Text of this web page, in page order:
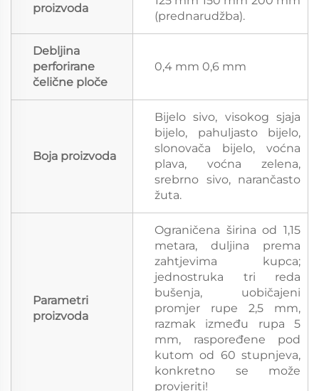
proizvoda
(prednarudžba).
Debljina
perforirane
čelične ploče
0,4 mm 0,6 mm
Boja proizvoda
Bijelo sivo, visokog sjaja
bijelo, pahuljasto bijelo,
slonovača bijelo, voćna
plava, voćna zelena,
srebrno sivo, narančasto
žuta.
Parametri
proizvoda
Ograničena širina od 1,15
metara, duljina prema
zahtjevima kupca;
jednostruka tri reda
bušenja, uobičajeni
promjer rupe 2,5 mm,
razmak između rupa 5
mm, raspoređene pod
kutom od 60 stupnjeva,
konkretno se može
provjeriti!